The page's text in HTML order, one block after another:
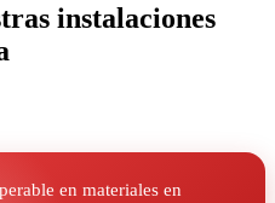
instalaciones
en materiales en